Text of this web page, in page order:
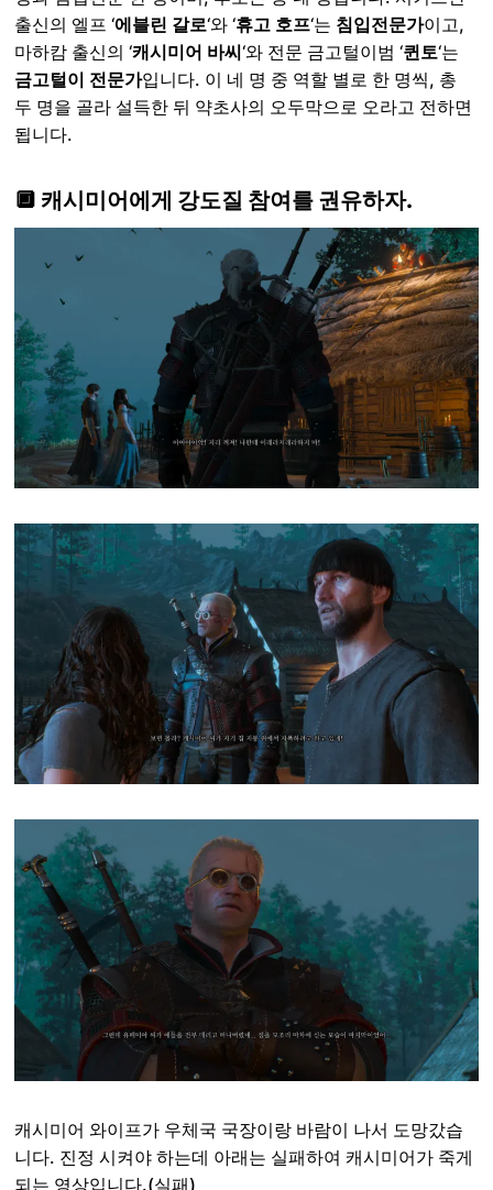
출신의 엘프 ‘에블린 갈로‘와 ‘휴고 호프‘는 침입전문가이고,
마하캄 출신의 ‘캐시미어 바씨‘와 전문 금고털이범 ‘퀸토‘는
금고털이 전문가입니다. 이 네 명 중 역할 별로 한 명씩, 총
두 명을 골라 설득한 뒤 약초사의 오두막으로 오라고 전하면
됩니다.
🔲 캐시미어에게 강도질 참여를 권유하자.
캐시미어 와이프가 우체국 국장이랑 바람이 나서 도망갔습
니다. 진정 시켜야 하는데 아래는 실패하여 캐시미어가 죽게
되는 영상입니다.(실패)